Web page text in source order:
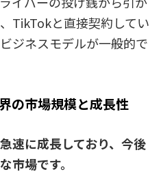
TikTokと直接契約してい
ジネスモデルが一般的で
の市場規模と成長性
速に成長しており、今後
市場です。